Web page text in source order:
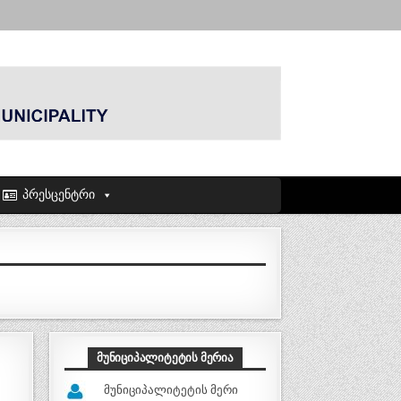
პრესცენტრი
ᲛᲣᲜᲘᲪᲘᲞᲐᲚᲘᲢᲔᲢᲘᲡ ᲛᲔᲠᲘᲐ
მუნიციპალიტეტის მერი